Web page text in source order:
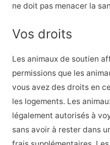
ne doit pas menacer la
Vos droits
Les animaux de soutien
permissions que les
vous avez des droits en
les logements. Les
légalement autorisés à
sans avoir à rester dans